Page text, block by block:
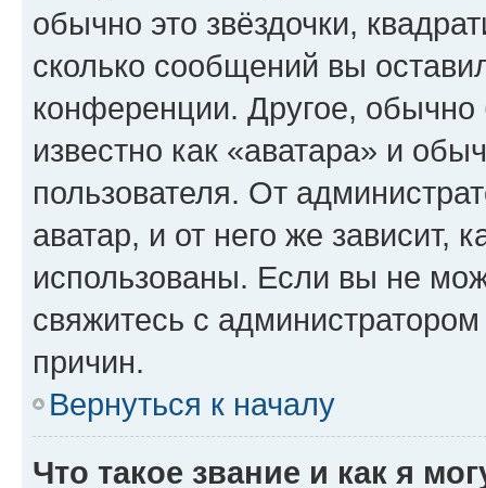
обычно это звёздочки,
сколько сообщений вы
конференции. Другое,
известно как «аватара» и
пользователя. От
аватар, и от него же зависит,
использованы. Если вы не
свяжитесь с
причин.
Вернуться к началу
Что такое звание и как я